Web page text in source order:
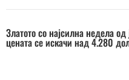
Златото со најсилна недела од
цената се искачи над 4.280